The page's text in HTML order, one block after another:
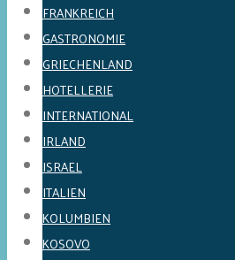
FRANKREICH
GASTRONOMIE
GRIECHENLAND
HOTELLERIE
INTERNATIONAL
IRLAND
ISRAEL
ITALIEN
KOLUMBIEN
KOSOVO